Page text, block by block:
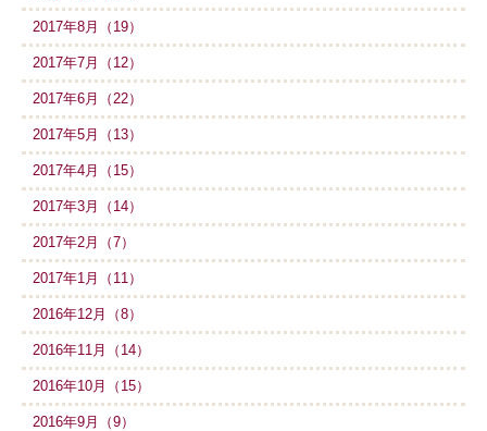
2017年8月（19）
2017年7月（12）
2017年6月（22）
2017年5月（13）
2017年4月（15）
2017年3月（14）
2017年2月（7）
2017年1月（11）
2016年12月（8）
2016年11月（14）
2016年10月（15）
2016年9月（9）